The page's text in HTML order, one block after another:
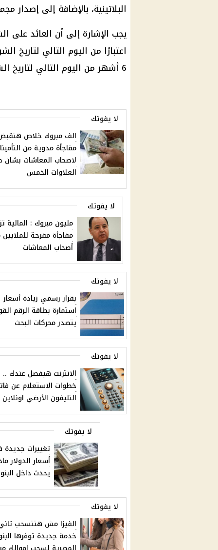
البلاتينية، بالإضافة إلى إصدار
يجب الإشارة إلى أن العائد على
اعتبارًا من اليوم التالي لتاريخ
6 أشهر من اليوم التالي لتاريخ الشراء.
لا يفوتك
الف مبروك خلاص
مفاجأة مدوية من
لاصحاب المعاشات
العلاوات الخمس
لا يفوتك
مليون مبروك : المالية
مفاجأة مفرحة
أصحاب المعاشات
لا يفوتك
بقرار رسمي زيادة أسعار
استمارة بطاقة الرقم
يتصدر محركات البحث
لا يفوتك
الانترنت هيفصل عندك ..
خطوات الاستعلام عن
التليفون الأرضي اونلاين
لا يفوتك
تغييرات
أسعار الدولار
يحدث داخل
لا يفوتك
الفيزا مش هتتسحب
خدمة جديدة توفرها